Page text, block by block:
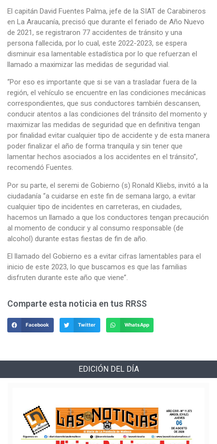
El capitán David Fuentes Palma, jefe de la SIAT de Carabineros
en La Araucanía, precisó que durante el feriado de Año Nuevo
de 2021, se registraron 77 accidentes de tránsito y una
persona fallecida, por lo cual, este 2022-2023, se espera
disminuir esa lamentable estadística por lo que refuerzan el
llamado a maximizar las medidas de seguridad vial.
“Por eso es importante que si se van a trasladar fuera de la
región, el vehículo se encuentre en las condiciones mecánicas
correspondientes, que sus conductores también descansen,
conducir atentos a las condiciones del tránsito del momento y
maximizar las medidas de seguridad que en definitiva tengan
por finalidad evitar cualquier tipo de accidente y de esta manera
poder finalizar el año de forma tranquila y sin tener que
lamentar hechos asociados a los accidentes en el tránsito”,
recomendó Fuentes.
Por su parte, el seremi de Gobierno (s) Ronald Kliebs, invitó a la
ciudadanía “a cuidarse en este fin de semana largo, a evitar
cualquier tipo de incidentes en carreteras, en ciudades,
hacemos un llamado a que los conductores tengan precaución
al momento de conducir y al consumo responsable (de
alcohol) durante estas fiestas de fin de año.
El llamado del Gobierno es a evitar cifras lamentables para el
inicio de este 2023, lo que buscamos es que las familias
disfruten durante este año que viene”.
Comparte esta noticia en tus RRSS
Facebook Twitter WhatsApp
EDICIÓN DEL DÍA